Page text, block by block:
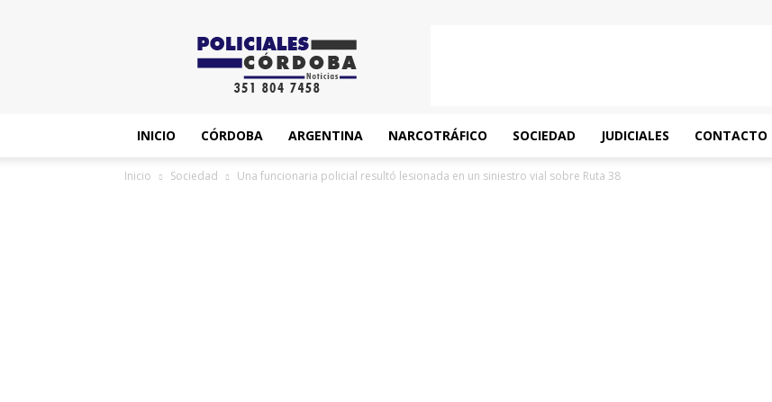
News
INICIO CÓRDOBA ARGENTINA NARCOTRÁFICO SOCIEDAD JUDICIALES CONTACTO
Inicio Sociedad Una funcionaria policial resultó lesionada en un siniestro vial sobre Ruta 38